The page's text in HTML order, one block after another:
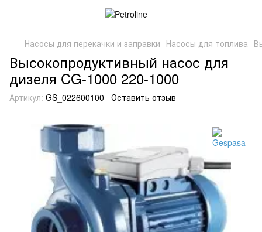
Насосы для перекачки и заправки Насосы для топлива
Высокопродуктивный насос для
дизеля CG-1000 220-1000
Артикул: GS_022600100 Оставить отзыв